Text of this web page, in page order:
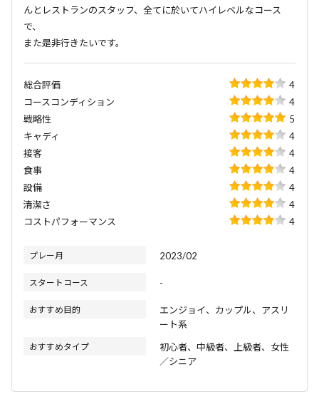
んとレストランのスタッフ、全てに於いてハイレベルなコース
で、
また是非行きたいです。
総合評価
4
コースコンディション
4
戦略性
5
キャディ
4
接客
4
食事
4
設備
4
清潔さ
4
コストパフォーマンス
4
プレー月 2023/02
スタートコース -
おすすめ目的
エンジョイ、カップル、アスリ
ート系
おすすめタイプ
初心者、中級者、上級者、女性
／シニア